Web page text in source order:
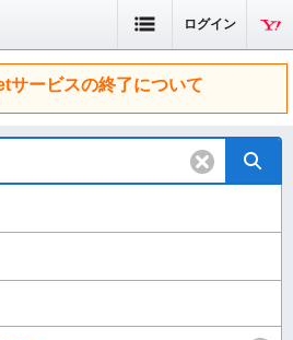
ログイン
サービスの終了について